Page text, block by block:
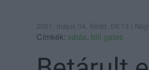
2021. május 04. Kedd, 09:13 |
Címkék: válás, bill gates